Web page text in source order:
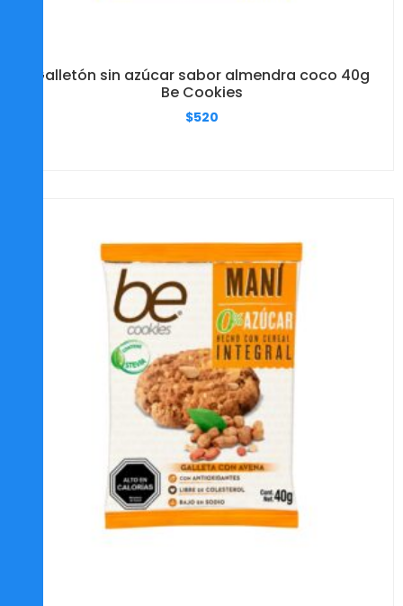
Galletón sin azúcar sabor almendra coco 40g
Be Cookies
$520